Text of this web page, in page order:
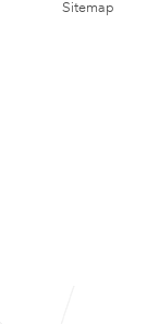
Sitemap